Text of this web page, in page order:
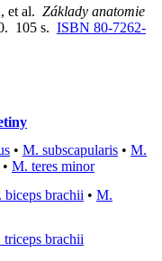
et al. Základy anatomie
105 s. ISBN 80-7262-
• M. subscapularis • M.
• M. teres minor
biceps brachii • M.
triceps brachii